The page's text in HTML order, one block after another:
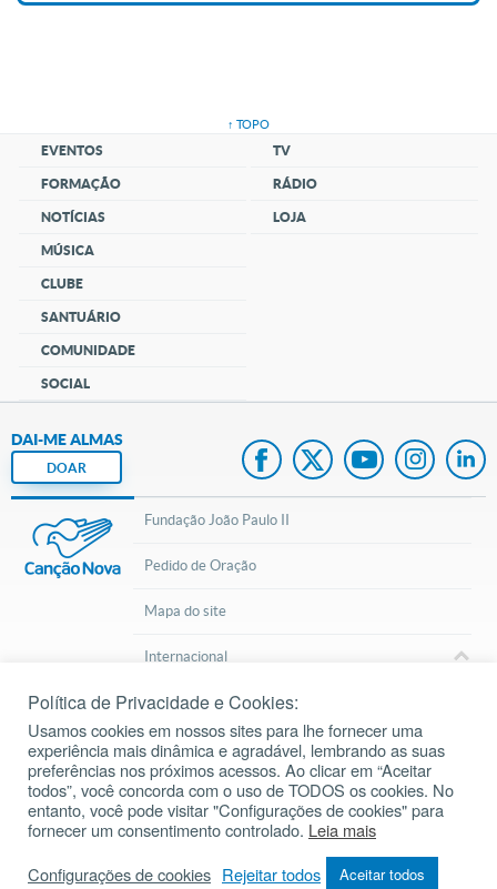
↑ TOPO
EVENTOS
FORMAÇÃO
NOTÍCIAS
MÚSICA
CLUBE
SANTUÁRIO
COMUNIDADE
SOCIAL
TV
RÁDIO
LOJA
DAI-ME ALMAS
DOAR
Fundação João Paulo II
Pedido de Oração
Mapa do site
Internacional
cancaonova.com © 2002 – 2026Todos os direitos reservados.
Política de Privacidade e Cookies:
Usamos cookies em nossos sites para lhe fornecer uma
experiência mais dinâmica e agradável, lembrando as suas
preferências nos próximos acessos. Ao clicar em “Aceitar
todos”, você concorda com o uso de TODOS os cookies. No
entanto, você pode visitar "Configurações de cookies" para
fornecer um consentimento controlado. Leia mais
Configurações de cookies Rejeitar todos Aceitar todos
Baixe o aplicativo da Liturgia Diária